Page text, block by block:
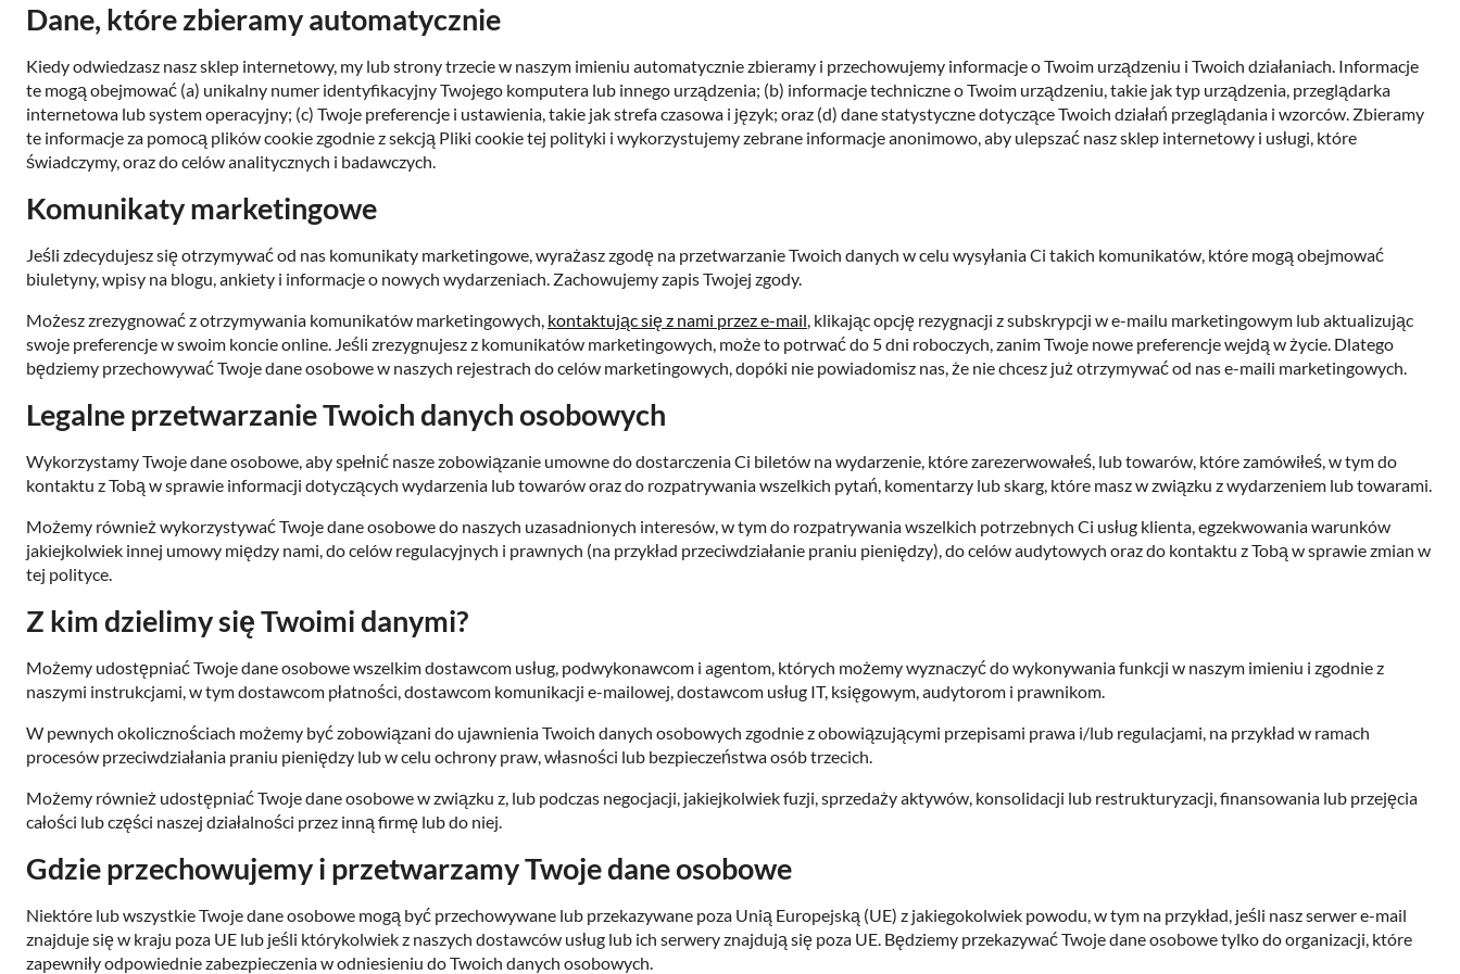
Dane, które zbieramy automatycznie
Kiedy odwiedzasz nasz sklep internetowy, my lub strony trzecie w naszym imieniu automatycznie zbieramy i przechowujemy informacje o Twoim urządzeniu i Twoich działaniach. Informacje
te mogą obejmować (a) unikalny numer identyfikacyjny Twojego komputera lub innego urządzenia; (b) informacje techniczne o Twoim urządzeniu, takie jak typ urządzenia, przeglądarka
internetowa lub system operacyjny; (c) Twoje preferencje i ustawienia, takie jak strefa czasowa i język; oraz (d) dane statystyczne dotyczące Twoich działań przeglądania i wzorców. Zbieramy
te informacje za pomocą plików cookie zgodnie z sekcją Pliki cookie tej polityki i wykorzystujemy zebrane informacje anonimowo, aby ulepszać nasz sklep internetowy i usługi, które
świadczymy, oraz do celów analitycznych i badawczych.
Komunikaty marketingowe
Jeśli zdecydujesz się otrzymywać od nas komunikaty marketingowe, wyrażasz zgodę na przetwarzanie Twoich danych w celu wysyłania Ci takich komunikatów, które mogą obejmować
biuletyny, wpisy na blogu, ankiety i informacje o nowych wydarzeniach. Zachowujemy zapis Twojej zgody.
Możesz zrezygnować z otrzymywania komunikatów marketingowych, kontaktując się z nami przez e-mail, klikając opcję rezygnacji z subskrypcji w e-mailu marketingowym lub aktualizując
swoje preferencje w swoim koncie online. Jeśli zrezygnujesz z komunikatów marketingowych, może to potrwać do 5 dni roboczych, zanim Twoje nowe preferencje wejdą w życie. Dlatego
będziemy przechowywać Twoje dane osobowe w naszych rejestrach do celów marketingowych, dopóki nie powiadomisz nas, że nie chcesz już otrzymywać od nas e-maili marketingowych.
Legalne przetwarzanie Twoich danych osobowych
Wykorzystamy Twoje dane osobowe, aby spełnić nasze zobowiązanie umowne do dostarczenia Ci biletów na wydarzenie, które zarezerwowałeś, lub towarów, które zamówiłeś, w tym do
kontaktu z Tobą w sprawie informacji dotyczących wydarzenia lub towarów oraz do rozpatrywania wszelkich pytań, komentarzy lub skarg, które masz w związku z wydarzeniem lub towarami.
Możemy również wykorzystywać Twoje dane osobowe do naszych uzasadnionych interesów, w tym do rozpatrywania wszelkich potrzebnych Ci usług klienta, egzekwowania warunków
jakiejkolwiek innej umowy między nami, do celów regulacyjnych i prawnych (na przykład przeciwdziałanie praniu pieniędzy), do celów audytowych oraz do kontaktu z Tobą w sprawie zmian w
tej polityce.
Z kim dzielimy się Twoimi danymi?
Możemy udostępniać Twoje dane osobowe wszelkim dostawcom usług, podwykonawcom i agentom, których możemy wyznaczyć do wykonywania funkcji w naszym imieniu i zgodnie z
naszymi instrukcjami, w tym dostawcom płatności, dostawcom komunikacji e-mailowej, dostawcom usług IT, księgowym, audytorom i prawnikom.
W pewnych okolicznościach możemy być zobowiązani do ujawnienia Twoich danych osobowych zgodnie z obowiązującymi przepisami prawa i/lub regulacjami, na przykład w ramach
procesów przeciwdziałania praniu pieniędzy lub w celu ochrony praw, własności lub bezpieczeństwa osób trzecich.
Możemy również udostępniać Twoje dane osobowe w związku z, lub podczas negocjacji, jakiejkolwiek fuzji, sprzedaży aktywów, konsolidacji lub restrukturyzacji, finansowania lub przejęcia
całości lub części naszej działalności przez inną firmę lub do niej.
Gdzie przechowujemy i przetwarzamy Twoje dane osobowe
Niektóre lub wszystkie Twoje dane osobowe mogą być przechowywane lub przekazywane poza Unią Europejską (UE) z jakiegokolwiek powodu, w tym na przykład, jeśli nasz serwer e-mail
znajduje się w kraju poza UE lub jeśli którykolwiek z naszych dostawców usług lub ich serwery znajdują się poza UE. Będziemy przekazywać Twoje dane osobowe tylko do organizacji, które
zapewniły odpowiednie zabezpieczenia w odniesieniu do Twoich danych osobowych.